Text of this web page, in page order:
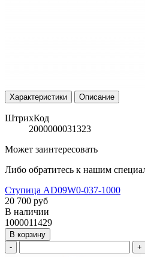
Характеристики Описание
ШтрихКод
2000000031323
Может заинтересовать
Либо обратитесь к нашим
Ступица AD09W0-037-1000
20 700 руб
В наличии
1000011429
В корзину
-
+